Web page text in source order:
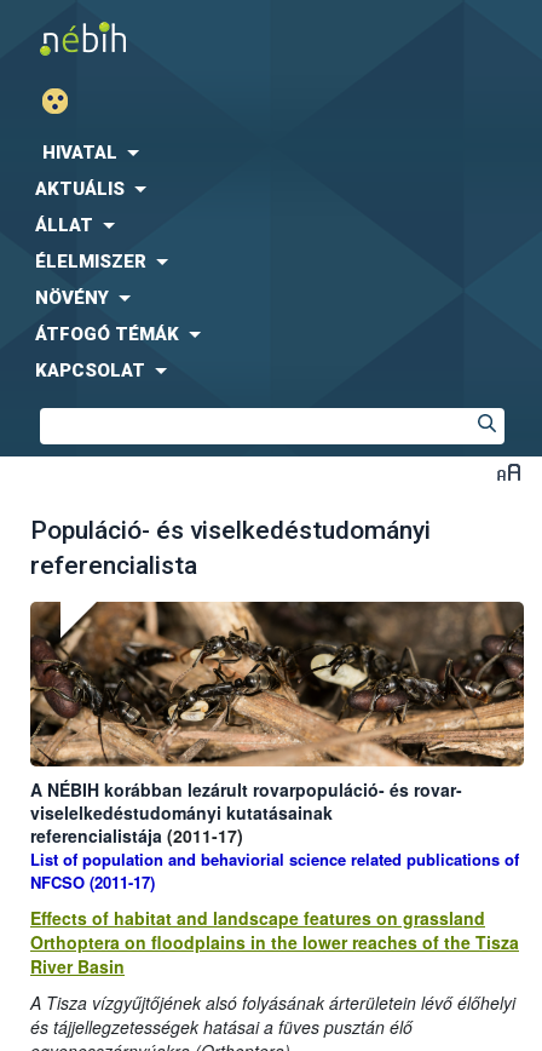
HIVATAL
AKTUÁLIS
ÁLLAT
ÉLELMISZER
NÖVÉNY
ÁTFOGÓ TÉMÁK
KAPCSOLAT
Populáció- és viselkedéstudományi
referencialista
A NÉBIH korábban lezárult rovarpopuláció- és rovar-
viselelkedéstudományi kutatásainak
referencialistája (2011-17)
List of population and behaviorial science related publications of
NFCSO (2011-17)
Effects of habitat and landscape features on grassland
Orthoptera on floodplains in the lower reaches of the Tisza
River Basin
A Tisza vízgyűjtőjének alsó folyásának árterületein lévő élőhelyi
és tájjellegzetességek hatásai a füves pusztán élő